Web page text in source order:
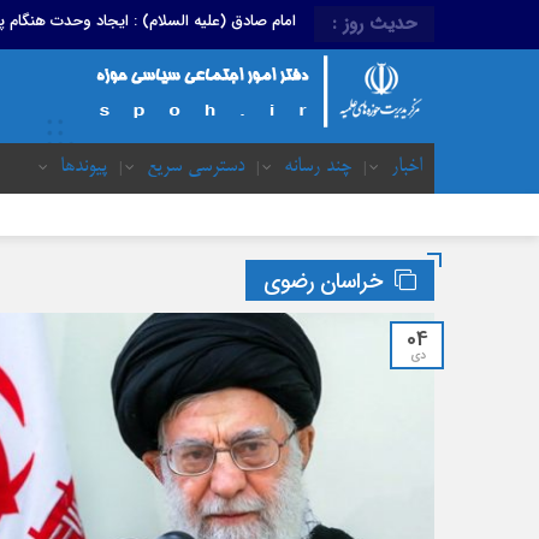
حدیث روز : امام صادق (علیه السلام) : ایجاد وحدت
اخبار چند رسانه دسترسی سریع پیوندها
خراسان رضوی
04
دی